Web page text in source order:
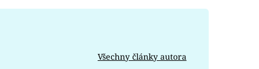
Všechny články autora